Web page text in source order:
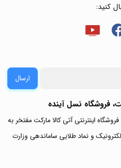
کنید:
ارسال
فروشگاه نسل آینده
اینترنتی آتی کالا مارکت مفتخر به
و نماد طلایی ساماندهی وزارت